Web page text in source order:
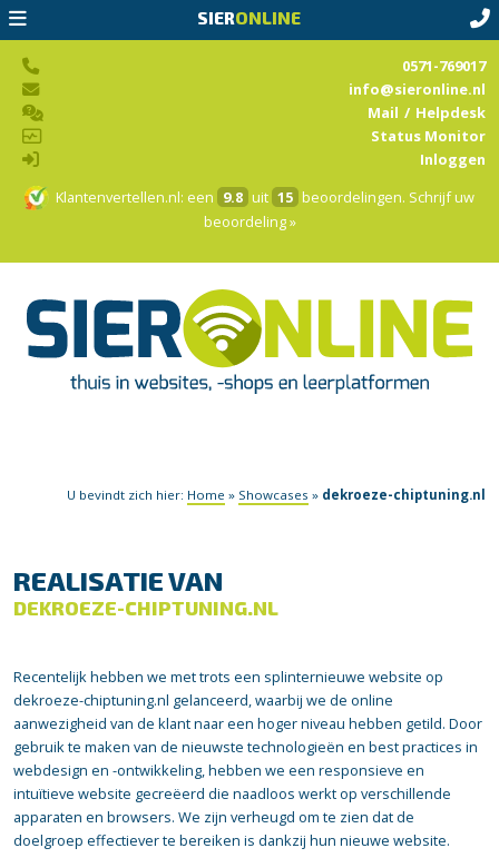
SIERONLINE
Klantenvertellen.nl: een 9.8 uit 15 beoordelingen. Schrijf uw
beoordeling »
0571-769017
info@sieronline.nl
Mail / Helpdesk
Status Monitor
Inloggen
U bevindt zich hier: Home » Showcases » dekroeze-chiptuning.nl
REALISATIE VAN
DEKROEZE-CHIPTUNING.NL
Recentelijk hebben we met trots een splinternieuwe website op
dekroeze-chiptuning.nl gelanceerd, waarbij we de online
aanwezigheid van de klant naar een hoger niveau hebben getild. Door
gebruik te maken van de nieuwste technologieën en best practices in
webdesign en -ontwikkeling, hebben we een responsieve en
intuïtieve website gecreëerd die naadloos werkt op verschillende
apparaten en browsers. We zijn verheugd om te zien dat de
doelgroep effectiever te bereiken is dankzij hun nieuwe website.